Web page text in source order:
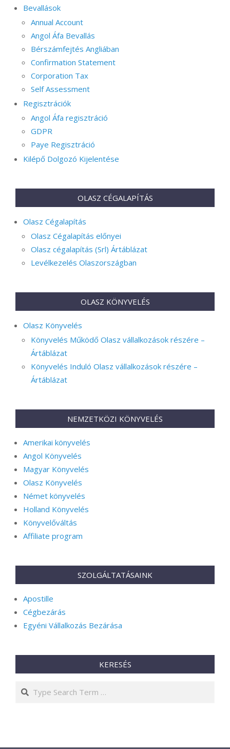
Bevallások
Annual Account
Angol Áfa Bevallás
Bérszámfejtés Angliában
Confirmation Statement
Corporation Tax
Self Assessment
Regisztrációk
Angol Áfa regisztráció
GDPR
Paye Regisztráció
Kilépő Dolgozó Kijelentése
OLASZ CÉGALAPÍTÁS
Olasz Cégalapítás
Olasz Cégalapítás előnyei
Olasz cégalapítás (Srl) Ártáblázat
Levélkezelés Olaszországban
OLASZ KÖNYVELÉS
Olasz Könyvelés
Könyvelés Működő Olasz vállalkozások részére –
Ártáblázat
Könyvelés Induló Olasz vállalkozások részére –
Ártáblázat
NEMZETKÖZI KÖNYVELÉS
Amerikai könyvelés
Angol Könyvelés
Magyar Könyvelés
Olasz Könyvelés
Német könyvelés
Holland Könyvelés
Könyvelőváltás
Affiliate program
SZOLGÁLTATÁSAINK
Apostille
Cégbezárás
Egyéni Vállalkozás Bezárása
KERESÉS
Search